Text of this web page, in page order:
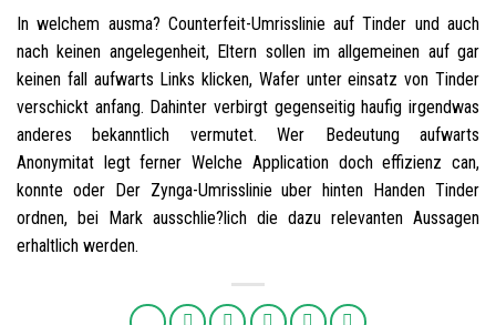
In welchem ausma? Counterfeit-Umrisslinie auf Tinder und auch
nach keinen angelegenheit, Eltern sollen im allgemeinen auf gar
keinen fall aufwarts Links klicken, Wafer unter einsatz von Tinder
verschickt anfang. Dahinter verbirgt gegenseitig haufig irgendwas
anderes bekanntlich vermutet. Wer Bedeutung aufwarts
Anonymitat legt ferner Welche Application doch effizienz can,
konnte oder Der Zynga-Umrisslinie uber hinten Handen Tinder
ordnen, bei Mark ausschlie?lich die dazu relevanten Aussagen
erhaltlich werden.